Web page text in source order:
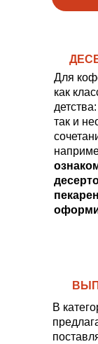
Для
как
так и
В